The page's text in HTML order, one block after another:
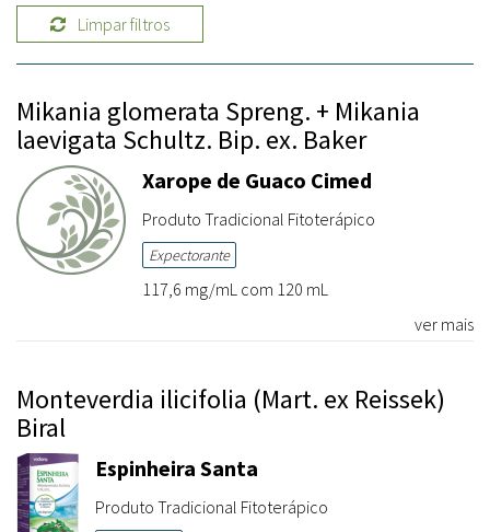
Limpar filtros
Mikania glomerata Spreng. + Mikania
laevigata Schultz. Bip. ex. Baker
Xarope de Guaco Cimed
Produto Tradicional Fitoterápico
Expectorante
117,6 mg/mL com 120 mL
ver mais
Monteverdia ilicifolia (Mart. ex Reissek)
Biral
Espinheira Santa
Produto Tradicional Fitoterápico